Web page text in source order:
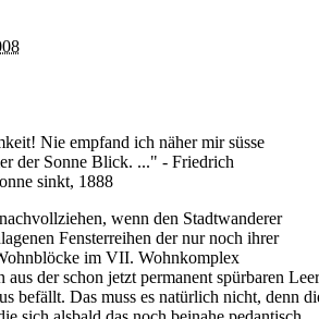
Nie empfand ich näher mir süsse
der Sonne Blick. ..." - Friedrich
sinkt, 1888
wenn den Stadtwanderer
Fensterreihen der nur noch ihrer
im VII. Wohnkomplex
aus der schon jetzt permanent spürbaren
befällt. Das muss es natürlich nicht, denn